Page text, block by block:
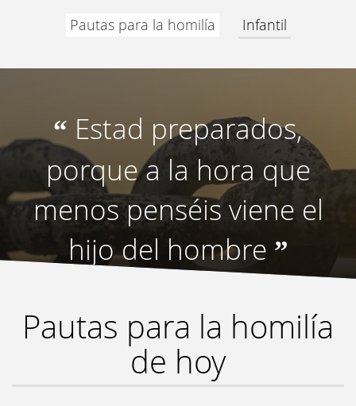
Pautas para la homilía Infantil
“ Estad preparados,
porque a la hora que
menos penséis viene el
hijo del hombre ”
Pautas para la homilía
de hoy